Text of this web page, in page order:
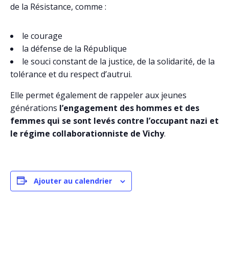
de la Résistance, comme :
le courage
la défense de la République
le souci constant de la justice, de la solidarité, de la
tolérance et du respect d’autrui.
Elle permet également de rappeler aux jeunes
générations l’engagement des hommes et des
femmes qui se sont levés contre l’occupant nazi et
le régime collaborationniste de Vichy.
Ajouter au calendrier